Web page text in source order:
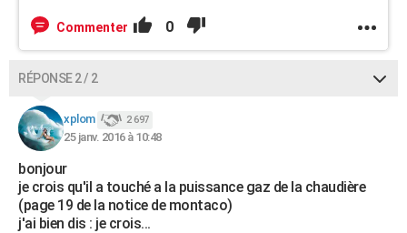
Commenter 0
RÉPONSE 2 / 2
xplom 2 697
25 janv. 2016 à 10:48
bonjour
je crois qu'il a touché a la puissance gaz de la chaudière
(page 19 de la notice de montaco)
j'ai bien dis : je crois...